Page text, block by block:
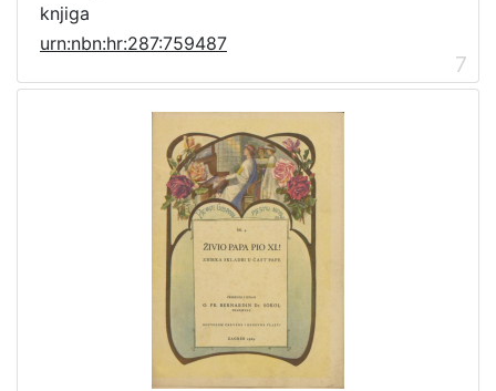
knjiga
urn:nbn:hr:287:759487
7